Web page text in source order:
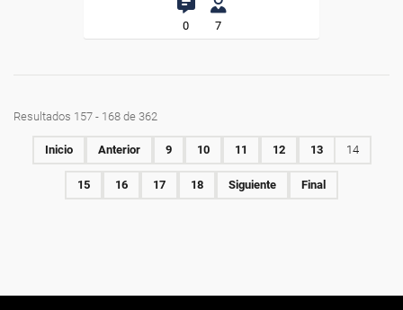
0 7
Resultados 157 - 168 de 362
Inicio Anterior 9 10 11 12 13 14
15 16 17 18 Siguiente Final